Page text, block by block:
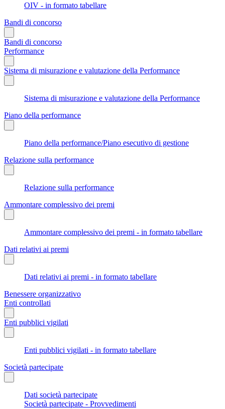
OIV - in formato tabellare
Bandi di concorso
Bandi di concorso
Performance
Sistema di misurazione e valutazione della Performance
Sistema di misurazione e valutazione della Performance
Piano della performance
Piano della performance/Piano esecutivo di gestione
Relazione sulla performance
Relazione sulla performance
Ammontare complessivo dei premi
Ammontare complessivo dei premi - in formato tabellare
Dati relativi ai premi
Dati relativi ai premi - in formato tabellare
Benessere organizzativo
Enti controllati
Enti pubblici vigilati
Enti pubblici vigilati - in formato tabellare
Società partecipate
Dati società partecipate
Società partecipate - Provvedimenti